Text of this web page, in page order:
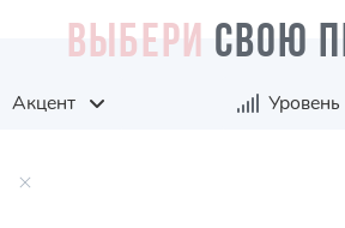
ВЫБЕРИ СВОЮ
Акцент Уровень